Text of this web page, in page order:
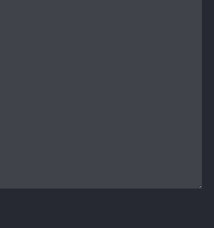
respondeu que a maior